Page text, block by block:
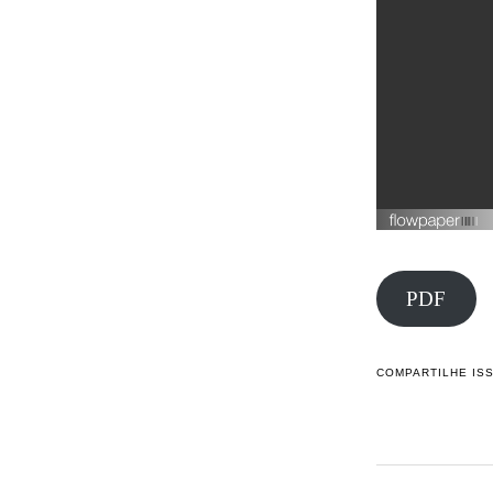
PDF
COMPARTILHE